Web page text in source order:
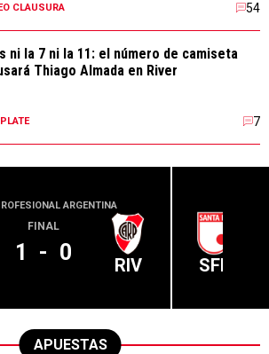
CLAUSURA 54
ni la 7 ni la 11: el número de camiseta
Thiago Almada en River
7
ARGENTINA
FINAL
1 - 0 RIV SFE
APUESTAS